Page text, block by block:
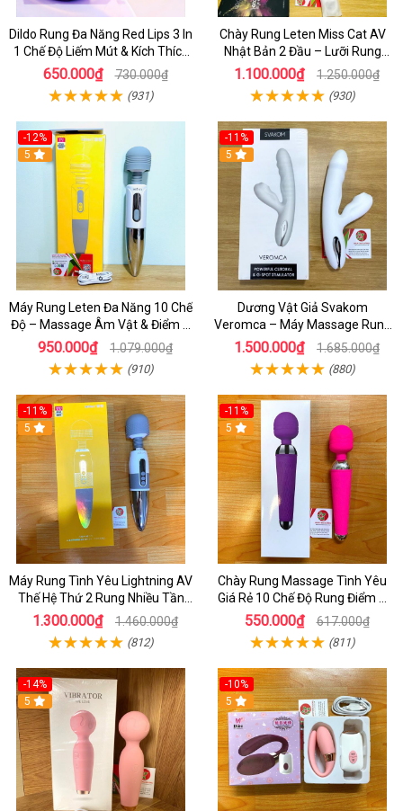
Dildo Rung Đa Năng Red Lips 3 In
1 Chế Độ Liếm Mút & Kích Thích
Điểm G
650.000₫ 730.000₫
(931)
Chày Rung Leten Miss Cat AV
Nhật Bản 2 Đầu – Lưỡi Rung
Siêu Mạnh Kết Hợp Sưởi Ấm Cho
Nữ Sung Sướng
1.100.000₫ 1.250.000₫
(930)
-12%
5
Máy Rung Leten Đa Năng 10 Chế
Độ – Massage Âm Vật & Điểm G
Cực Phê Cho Nữ
950.000₫ 1.079.000₫
(910)
-11%
5
Dương Vật Giả Svakom
Veromca – Máy Massage Rung
Thụt, Bú Mút Âm Vật & Điểm G
Cao Cấp
1.500.000₫ 1.685.000₫
(880)
-11%
5
Máy Rung Tình Yêu Lightning AV
Thế Hệ Thứ 2 Rung Nhiều Tần
Số - Kết Hợp Toả Nhiệt
1.300.000₫ 1.460.000₫
(812)
-11%
5
Chày Rung Massage Tình Yêu
Giá Rẻ 10 Chế Độ Rung Điểm G
Cực Mạnh
550.000₫ 617.000₫
(811)
-14%
5
-10%
5